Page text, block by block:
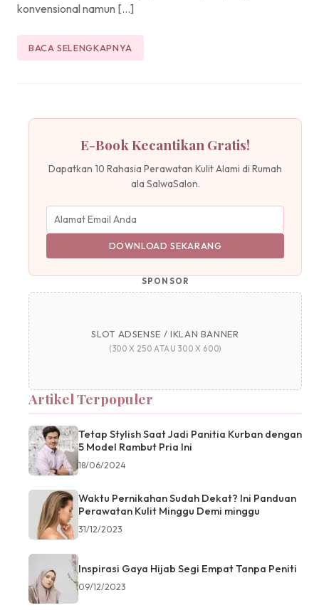
konvensional namun […]
BACA SELENGKAPNYA
E-Book Kecantikan Gratis!
Dapatkan 10 Rahasia Perawatan Kulit Alami di Rumah
ala SalwaSalon.
DOWNLOAD SEKARANG
SPONSOR
SLOT ADSENSE / IKLAN BANNER
(300 X 250 ATAU 300 X 600)
Artikel Terpopuler
Tetap Stylish Saat Jadi Panitia Kurban dengan
5 Model Rambut Pria Ini
18/06/2024
Waktu Pernikahan Sudah Dekat? Ini Panduan
Perawatan Kulit Minggu Demi minggu
31/12/2023
Inspirasi Gaya Hijab Segi Empat Tanpa Peniti
09/12/2023